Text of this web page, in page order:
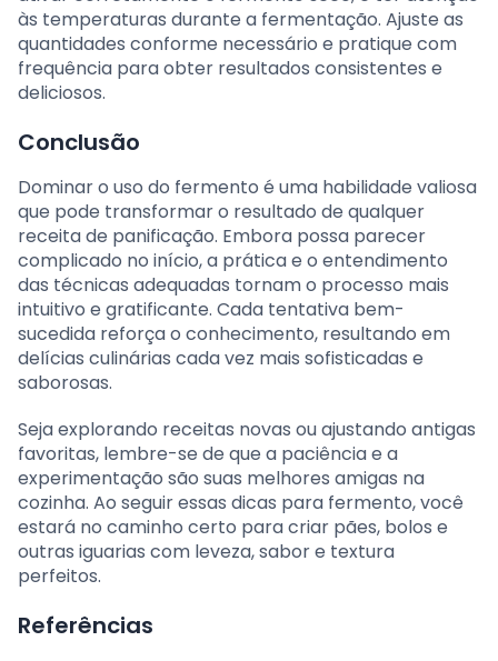
às temperaturas durante a fermentação. Ajuste as
quantidades conforme necessário e pratique com
frequência para obter resultados consistentes e
deliciosos.
Conclusão
Dominar o uso do fermento é uma habilidade valiosa
que pode transformar o resultado de qualquer
receita de panificação. Embora possa parecer
complicado no início, a prática e o entendimento
das técnicas adequadas tornam o processo mais
intuitivo e gratificante. Cada tentativa bem-
sucedida reforça o conhecimento, resultando em
delícias culinárias cada vez mais sofisticadas e
saborosas.
Seja explorando receitas novas ou ajustando antigas
favoritas, lembre-se de que a paciência e a
experimentação são suas melhores amigas na
cozinha. Ao seguir essas dicas para fermento, você
estará no caminho certo para criar pães, bolos e
outras iguarias com leveza, sabor e textura
perfeitos.
Referências